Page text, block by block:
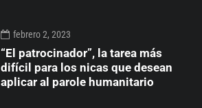
febrero 2, 2023
“El patrocinador”, la tarea más
difícil para los nicas que desean
aplicar al parole humanitario